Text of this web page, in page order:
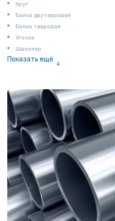
Круг
Балка двутавровая
Балка тавровая
Уголок
Швеллер
Показать ещё
Катанка
Шестигранник
Полособульб
Полукруг
Шпунт Ларсена